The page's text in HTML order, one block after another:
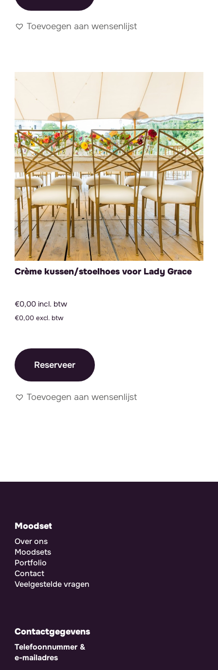
Toevoegen aan wensenlijst
Crème kussen/stoelhoes voor Lady Grace
€0,00 incl. btw
€0,00 excl. btw
Reserveer
Toevoegen aan wensenlijst
Moodset
Over ons
Moodsets
Portfolio
Contact
Veelgestelde vragen
Contactgegevens
Telefoonnummer &
e-mailadres